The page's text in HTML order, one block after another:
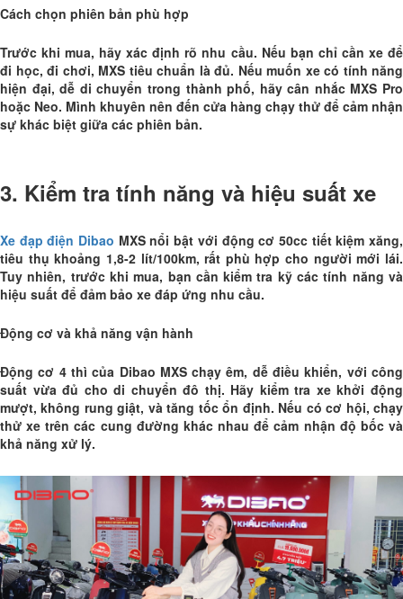
Cách chọn phiên bản phù hợp
Trước khi mua, hãy xác định rõ nhu cầu. Nếu bạn chỉ cần xe để
đi học, đi chơi, MXS tiêu chuẩn là đủ. Nếu muốn xe có tính năng
hiện đại, dễ di chuyển trong thành phố, hãy cân nhắc MXS Pro
hoặc Neo. Mình khuyên nên đến cửa hàng chạy thử để cảm nhận
sự khác biệt giữa các phiên bản.
3. Kiểm tra tính năng và hiệu suất xe
Xe đạp điện Dibao MXS nổi bật với động cơ 50cc tiết kiệm xăng,
tiêu thụ khoảng 1,8-2 lít/100km, rất phù hợp cho người mới lái.
Tuy nhiên, trước khi mua, bạn cần kiểm tra kỹ các tính năng và
hiệu suất để đảm bảo xe đáp ứng nhu cầu.
Động cơ và khả năng vận hành
Động cơ 4 thì của Dibao MXS chạy êm, dễ điều khiển, với công
suất vừa đủ cho di chuyển đô thị. Hãy kiểm tra xe khởi động
mượt, không rung giật, và tăng tốc ổn định. Nếu có cơ hội, chạy
thử xe trên các cung đường khác nhau để cảm nhận độ bốc và
khả năng xử lý.